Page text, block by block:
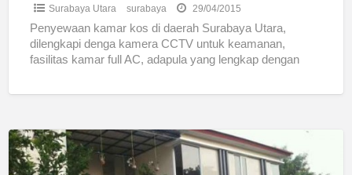
Surabaya Utara surabaya 29/04/2015
Penyewaan kamar kos di daerah Surabaya Utara,
dilengkapi denga kamera CCTV untuk keamanan,
fasilitas kamar full AC, adapula yang lengkap dengan
Kos
Pria